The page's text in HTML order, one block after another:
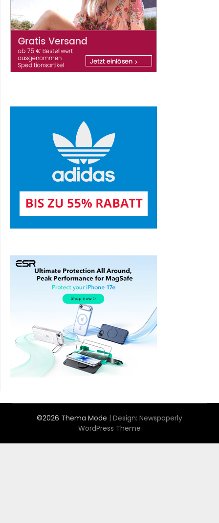
©2026 Thema Mode | Design: Newspaperly
WordPress Theme